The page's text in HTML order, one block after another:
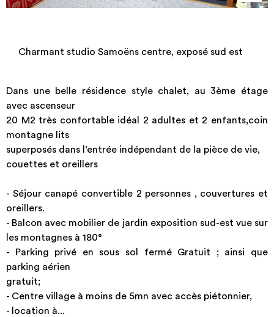
Charmant studio Samoëns centre, exposé sud est
Dans une belle résidence style chalet, au 3ème étage
avec ascenseur
20 M2 très confortable idéal 2 adultes et 2 enfants,coin
montagne lits
superposés dans l’entrée indépendant de la pièce de vie,
couettes et oreillers
- Séjour canapé convertible 2 personnes , couvertures et
oreillers.
- Balcon avec mobilier de jardin exposition sud-est vue sur
les montagnes à 180°
- Parking privé en sous sol fermé Gratuit ; ainsi que
parking aérien
gratuit;
- Centre village à moins de 5mn avec accès piétonnier,
- location à...